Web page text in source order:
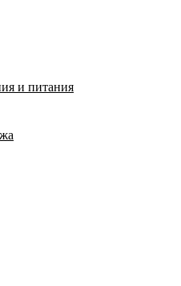
и питания